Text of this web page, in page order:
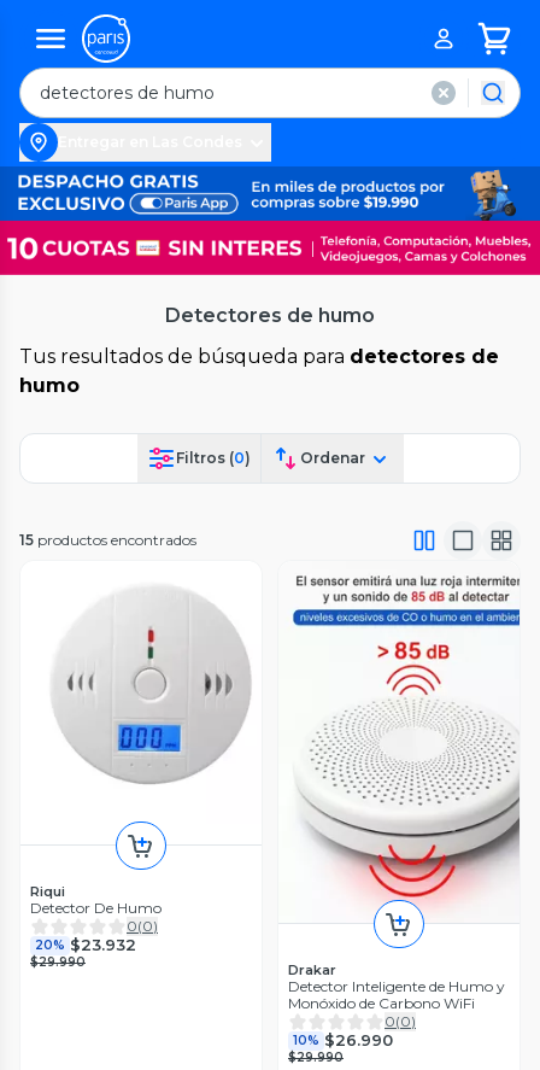
Detectores de humo
Tus resultados de búsqueda para detectores de
humo
Filtros (0) Ordenar
15 productos encontrados
Riqui
Detector De Humo
0(0)
20% $23.932
$29.990 Drakar
Detector Inteligente de Humo y
Monóxido de Carbono WiFi
0(0)
10% $26.990
$29.990